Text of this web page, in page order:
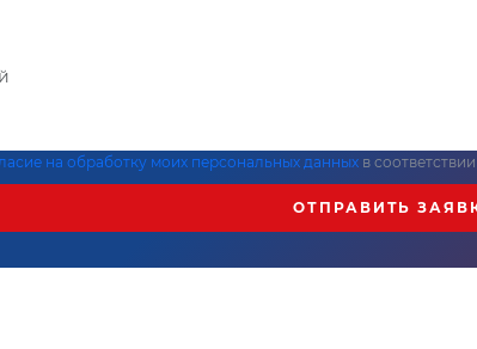
на обработку моих персональных данных в соответствии
ОТПРАВИТЬ